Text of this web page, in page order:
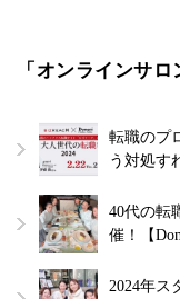
「オンラインサ
転職のプ
う対処す
40代の転
催！【
2024年ス